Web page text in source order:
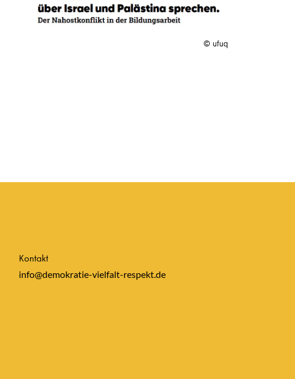
© ufuq
Kontakt
info@demokratie-vielfalt-respekt.de